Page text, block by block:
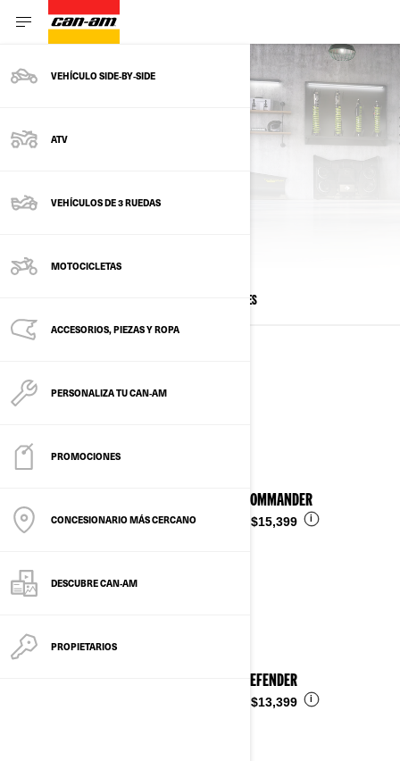
VEHÍCULO SIDE‑BY‑SIDE
ATV
VEHÍCULOS DE 3 RUEDAS
MOTOCICLETAS
ACCESORIOS, PIEZAS Y ROPA
PERSONALIZA TU CAN‑AM
PROMOCIONES
CONCESIONARIO MÁS CERCANO
DESCUBRE CAN‑AM
PROPIETARIOS
JOVENES
Ver detalles
2026 COMMANDER
$15,399 i
2026 DEFENDER
$13,399 i